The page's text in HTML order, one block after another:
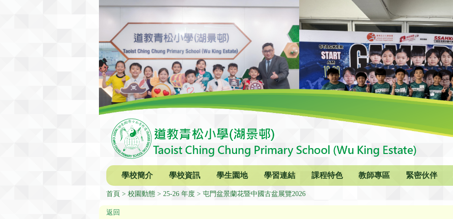
學校簡介 學校資訊 學生園地 學習連結 課程特色 教師專區 緊密伙伴
首頁 校園動態 25-26 年度 屯門盆景蘭花暨中國古盆展覽2026
返回